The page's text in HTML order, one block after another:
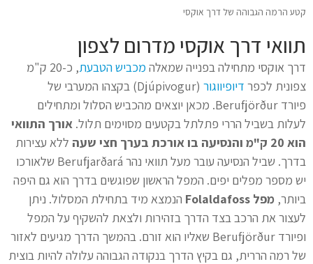
קטע הרמה הגבוהה של דרך אוקסי
תוואי דרך אוקסי מדרום לצפון
דרך אוקסי מתחילה בפנייה שמאלהמכביש הטבעת
, כ-20 ק"מ
צפונית לכפרדיופיווגור
(Djúpivogur) בקצהו המערבי של
פיורד Berufjörður. מכאן יוצאים מהכביש הסלול ומתחילים
לעלות בשביל הררי פתלתל בקטעים מסוימים תלול. אורך התוואי
הוא 20 ק"מ והנסיעה בו אורכת בערך חצי שעה
ללא עצירות
בדרך. שביל הנסיעה עובר מעל תוואי נהר Berufjarðará שלאורכו
יש מספר מפלים יפים. המפל הראשון שפוגשים בדרך הוא גם היפה
ביותר, מפל Folaldafoss
הנמצא מיד בתחילת המסלול. ניתן
לעצור את הרכב בצד הדרך בזהירות ולצאת להשקיף על המפל
ופיורד Berufjörður שאליו הוא זורם. בהמשך הדרך מגיעים לאזור
של רמה הררית, גם בקיץ הדרך בנקודה הגבוהה עלולה להיות בוצית